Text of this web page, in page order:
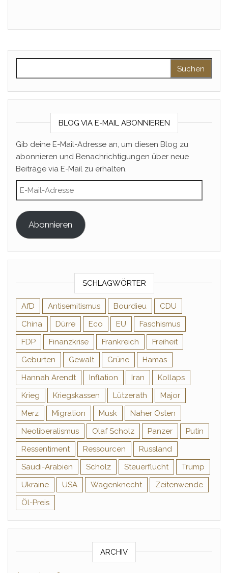
BLOG VIA E-MAIL ABONNIEREN
Gib deine E-Mail-Adresse an, um diesen Blog zu
abonnieren und Benachrichtigungen über neue
Beiträge via E-Mail zu erhalten.
E-Mail-Adresse
Abonnieren
SCHLAGWÖRTER
AfD Antisemitismus Bourdieu
CDU
China
Dürre Eco EU
Faschismus
FDP
Finanzkrise Frankreich
Freiheit
Geburten
Gewalt Grüne
Hamas
Hannah Arendt
Inflation Iran
Kollaps
Krieg
Kriegskassen Lützerath
Major
Merz
Migration Musk
Naher Osten
Neoliberalismus
Olaf Scholz Panzer
Putin
Ressentiment
Ressourcen
Russland
Saudi-Arabien
Scholz Steuerflucht
Trump
Ukraine
USA Wagenknecht
Zeitenwende
Öl-Preis
ARCHIV